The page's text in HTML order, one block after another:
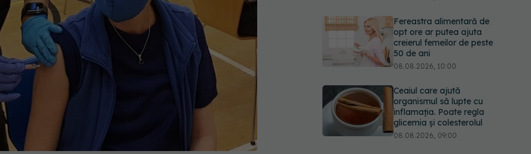
Fereastra alimentară de
opt ore ar putea ajuta
creierul femeilor de peste
50 de ani
08.08.2026, 10:00
Ceaiul care ajută
organismul să lupte cu
inflamația. Poate regla
glicemia și colesterolul
08.08.2026, 09:00